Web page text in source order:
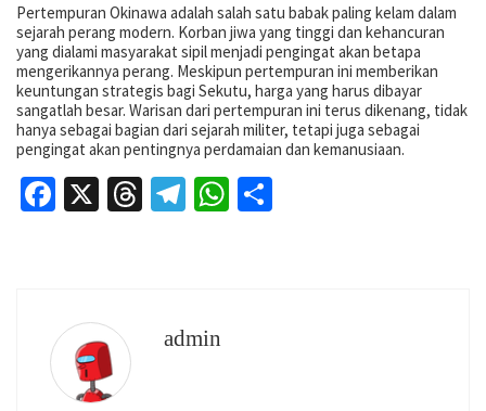
Pertempuran Okinawa adalah salah satu babak paling kelam dalam
sejarah perang modern. Korban jiwa yang tinggi dan kehancuran
yang dialami masyarakat sipil menjadi pengingat akan betapa
mengerikannya perang. Meskipun pertempuran ini memberikan
keuntungan strategis bagi Sekutu, harga yang harus dibayar
sangatlah besar. Warisan dari pertempuran ini terus dikenang, tidak
hanya sebagai bagian dari sejarah militer, tetapi juga sebagai
pengingat akan pentingnya perdamaian dan kemanusiaan.
Facebook
X Threads
Telegram
WhatsApp
admin